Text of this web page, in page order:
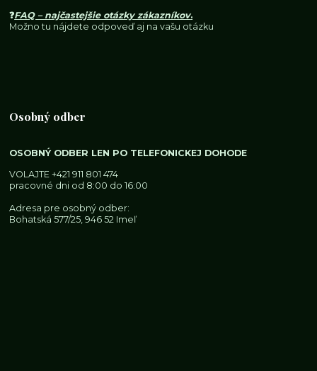
❓FAQ – najčastejšie otázky zákazníkov.
Možno tu nájdete odpoveď aj na vašu otázku
Osobný odber
OSOBNÝ ODBER LEN PO TELEFONICKEJ DOHODE
VOLAJTE+421 911 801 474
pracovné dni od 8:00 do 16:00
Adresa pre osobný odber:
Bohatská 577/25, 946 52 Imeľ